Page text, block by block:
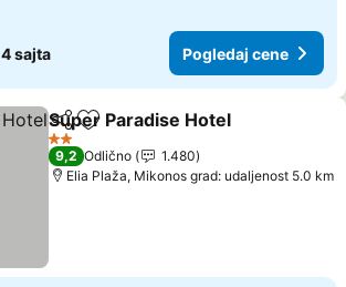
4 sajta Pogledaj cene
Deli Dodati u favorite
Super Paradise Hotel
2 Zvezdice
9,2 Odlično
1.480
Elia Plaža, Mikonos grad: udaljenost 5.0 km